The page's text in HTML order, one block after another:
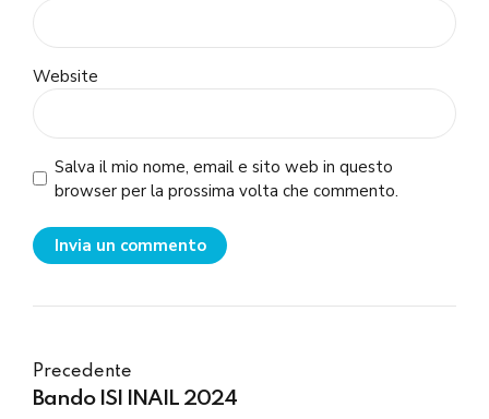
Website
Salva il mio nome, email e sito web in questo
browser per la prossima volta che commento.
Invia un commento
Precedente
Bando ISI INAIL 2024